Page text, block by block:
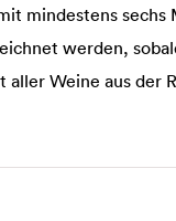
mindestens sechs
werden,
aller Weine aus der